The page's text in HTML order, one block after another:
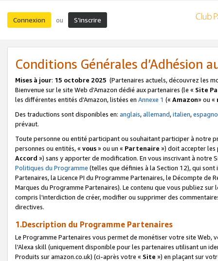
Connexion ou S’inscrire
Conditions Générales d’Adhésion
Mises à jour: 15 octobre 2025 (Partenaires actuels, découvrez les
Bienvenue sur le site Web d’Amazon dédié aux partenaires (le « Site
les différentes entités d’Amazon, listées en Annexe 1 (« Amazon» ou «
Des traductions sont disponibles en: anglais,allemand,italien,
prévaut.
Toute personne ou entité participant ou souhaitant participer à notre
personnes ou entités, « vous» ou un « Partenaire ») doit accepter les
Accord ») sans y apporter de modification. En vous inscrivant à notre
Politiques du Programme (telles que définies à la Section 12), qui
Partenaires, la Licence PI du Programme Partenaires, le Décompte de
Marques du Programme Partenaires). Le contenu que vous publiez
compris l'interdiction de créer, modifier ou supprimer des
directives.
1.Description du Programme Partenaires
Le Programme Partenaires vous permet de monétiser votre site Web,
l'Alexa skill (uniquement disponible pour les partenaires utilisant un
Produits sur amazon.co.uk) (ci-après votre « Site ») en plaçant sur